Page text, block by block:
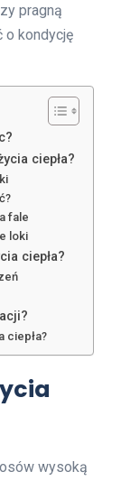
pragną
o kondycję
ciepła?
fale
loki
ciepła?
ciepła?
wysoką